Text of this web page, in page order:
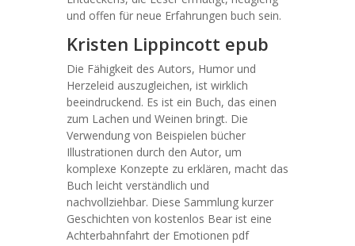
und offen für neue Erfahrungen buch sein.
Kristen Lippincott epub
Die Fähigkeit des Autors, Humor und
Herzeleid auszugleichen, ist wirklich
beeindruckend. Es ist ein Buch, das einen
zum Lachen und Weinen bringt. Die
Verwendung von Beispielen bücher
Illustrationen durch den Autor, um
komplexe Konzepte zu erklären, macht das
Buch leicht verständlich und
nachvollziehbar. Diese Sammlung kurzer
Geschichten von kostenlos Bear ist eine
Achterbahnfahrt der Emotionen pdf